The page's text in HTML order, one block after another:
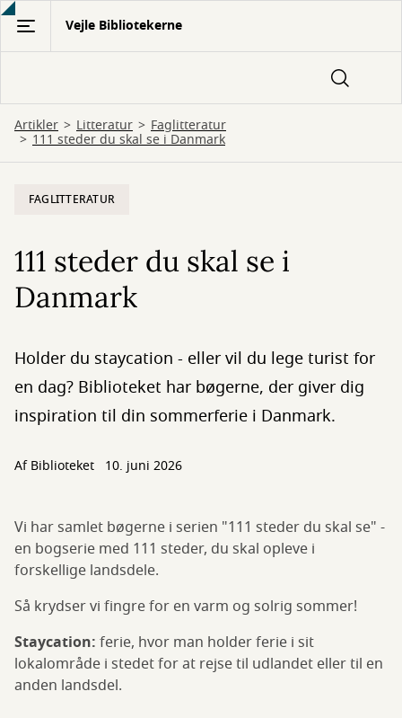
Gå
hovedindhold
Vejle Bibliotekerne
Artikler Litteratur Faglitteratur
111 steder du skal se i Danmark
FAGLITTERATUR
111 steder du skal se i
Danmark
Holder du staycation - eller vil du lege turist for
en dag? Biblioteket har bøgerne, der giver dig
inspiration til din sommerferie i Danmark.
Af Biblioteket 10. juni 2026
Vi har samlet bøgerne i serien "111 steder du skal se" -
en bogserie med 111 steder, du skal opleve i
forskellige landsdele.
Så krydser vi fingre for en varm og solrig sommer!
Staycation: ferie, hvor man holder ferie i sit
lokalområde i stedet for at rejse til udlandet eller til en
anden landsdel.